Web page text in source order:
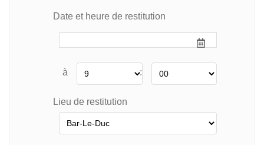
Date et heure de restitution
à :
Lieu de restitution